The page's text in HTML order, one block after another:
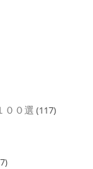
００選 (117)